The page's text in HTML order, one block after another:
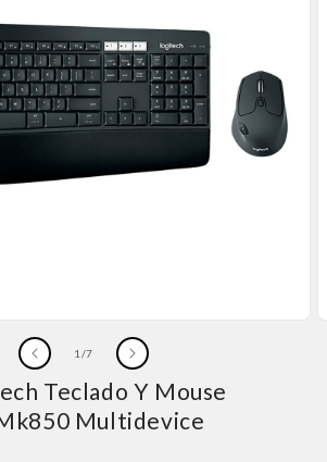
1 /de
7
Teclado Y Mouse
Multidevice